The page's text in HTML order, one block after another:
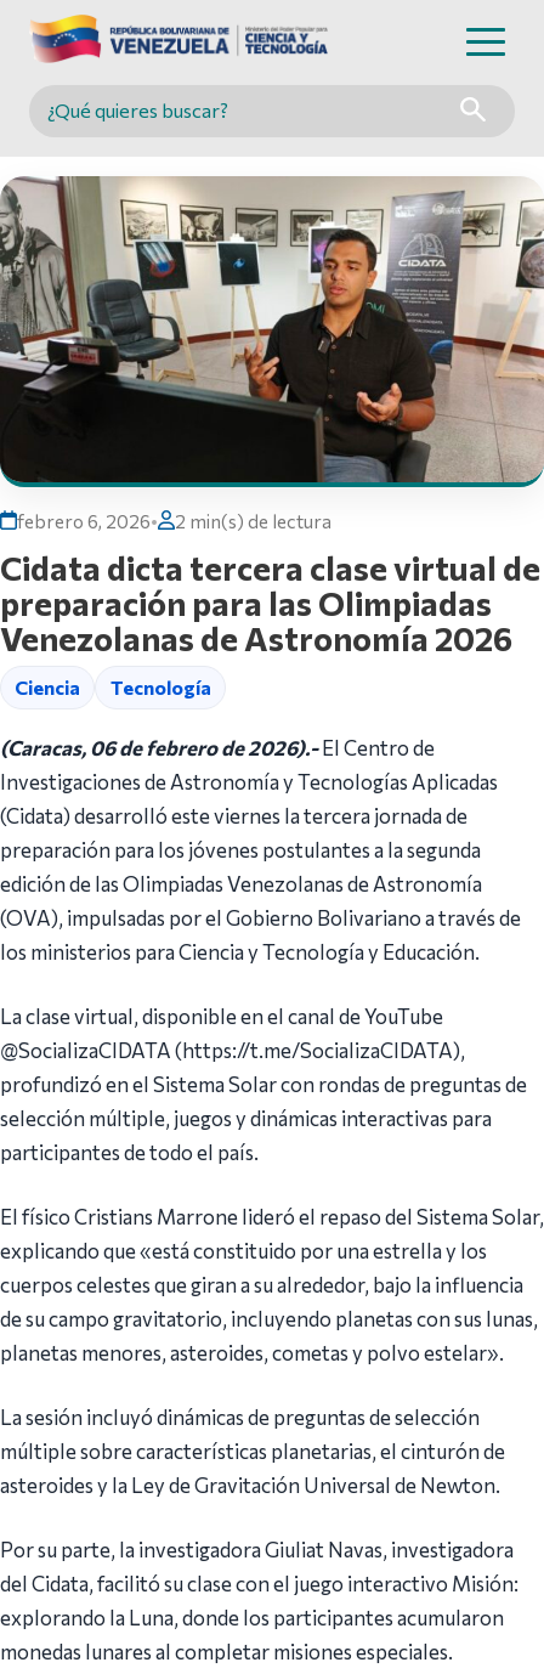
Buscar en MINCYT
febrero 6, 2026• 2 min(s) de lectura
Cidata dicta tercera clase virtual de
preparación para las Olimpiadas
Venezolanas de Astronomía 2026
Ciencia Tecnología
(Caracas, 06 de febrero de 2026).-El Centro de
Investigaciones de Astronomía y Tecnologías Aplicadas
(Cidata) desarrolló este viernes la tercera jornada de
preparación para los jóvenes postulantes a la segunda
edición de las Olimpiadas Venezolanas de Astronomía
(OVA), impulsadas por el Gobierno Bolivariano a través de
los ministerios para Ciencia y Tecnología y Educación.
La clase virtual, disponible en el canal de YouTube
@SocializaCIDATA (https://t.me/SocializaCIDATA),
profundizó en el Sistema Solar con rondas de preguntas de
selección múltiple, juegos y dinámicas interactivas para
participantes de todo el país.
El físico Cristians Marrone lideró el repaso del Sistema Solar,
explicando que «está constituido por una estrella y los
cuerpos celestes que giran a su alrededor, bajo la influencia
de su campo gravitatorio, incluyendo planetas con sus lunas,
planetas menores, asteroides, cometas y polvo estelar».
La sesión incluyó dinámicas de preguntas de selección
múltiple sobre características planetarias, el cinturón de
asteroides y la Ley de Gravitación Universal de Newton.
Por su parte, la investigadora Giuliat Navas, investigadora
del Cidata, facilitó su clase con el juego interactivo Misión:
explorando la Luna, donde los participantes acumularon
monedas lunares al completar misiones especiales.